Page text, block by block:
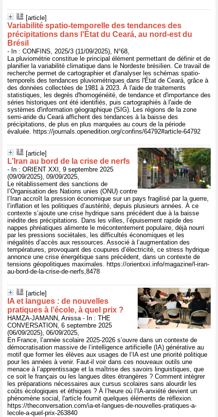
[article]
Variabilité spatio-temporelle des tendances des
précipitations dans l'État du Ceará, au nord-est du
Brésil
- In : CONFINS, 2025/3 (11/09/2025), N°68,
La pluviométrie constitue le principal élément permettant de définir et de
planifier la variabilité climatique dans le Nordeste brésilien. Ce travail de
recherche permet de cartographier et d'analyser les schémas spatio-
temporels des tendances pluviométriques dans l'État de Ceará, grâce à
des données collectées de 1981 à 2023. À l'aide de traitements
statistiques, les degrés d'homogénéité, de tendance et d'importance des
séries historiques ont été identifiés, puis cartographiés à l'aide de
systèmes d'information géographique (SIG). Les régions de la zone
semi-aride du Ceará affichent des tendances à la baisse des
précipitations, de plus en plus marquées au cours de la période
évaluée. https://journals.openedition.org/confins/64792#article-64792
[article]
L’Iran au bord de la crise de nerfs
- In : ORIENT XXI, 9 septembre 2025
(09/09/2025), 09/09/2025,
Le rétablissement des sanctions de
l’Organisation des Nations unies (ONU) contre
l’Iran accroît la pression économique sur un pays fragilisé par la guerre,
l’inflation et les politiques d’austérité, depuis plusieurs années. À ce
contexte s’ajoute une crise hydrique sans précédent due à la baisse
inédite des précipitations. Dans les villes, l’épuisement rapide des
nappes phréatiques alimente le mécontentement populaire, déjà nourri
par les pressions sociétales, les difficultés économiques et les
inégalités d’accès aux ressources. Associé à l’augmentation des
températures, provoquant des coupures d’électricité, ce stress hydrique
annonce une crise énergétique sans précédent, dans un contexte de
tensions géopolitiques maximales. https://orientxxi.info/magazine/l-iran-
au-bord-de-la-crise-de-nerfs,8478
[article]
IA et langues : de nouvelles
pratiques à l’école, à quel prix ?
HAMZA-JAMANN, Anissa - In : THE
CONVERSATION, 6 septembre 2025
(06/09/2025), 06/09/2025,
En France, l’année scolaire 2025-2026 s’ouvre dans un contexte de
démocratisation massive de l’intelligence artificielle (IA) générative au
motif que former les élèves aux usages de l’IA est une priorité politique
pour les années à venir. Faut-il voir dans ces nouveaux outils une
menace à l’apprentissage et la maîtrise des savoirs linguistiques, que
ce soit le français ou les langues dites étrangères ? Comment intégrer
les préparations nécessaires aux cursus scolaires sans alourdir les
coûts écologiques et éthiques ? À l’heure où l’IA-anxiété devient un
phénomène social, l'article fournit quelques éléments de réflexion.
https://theconversation.com/ia-et-langues-de-nouvelles-pratiques-a-
lecole-a-quel-prix-263840